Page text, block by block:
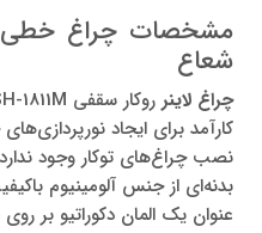
شعاع
چراغ لاینر
کارآمد برای ایجاد
نصب چراغ‌های توکار وجود
بدنه‌ای از جنس آلومینیوم
عنوان یک المان دکوراتیو بر